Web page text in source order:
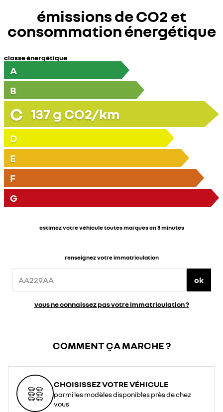
émissions de CO2 et
consommation énergétique
classe énergétique
A
B
C 137g CO2/km
D
E
F
G
estimez votre véhicule toutes marques en 3 minutes
renseignez votre immatriculation
ok
vous ne connaissez pas votre immatriculation ?
COMMENT ÇA MARCHE ?
CHOISISSEZ VOTRE VÉHICULE
parmi les modèles disponibles près de chez
vous